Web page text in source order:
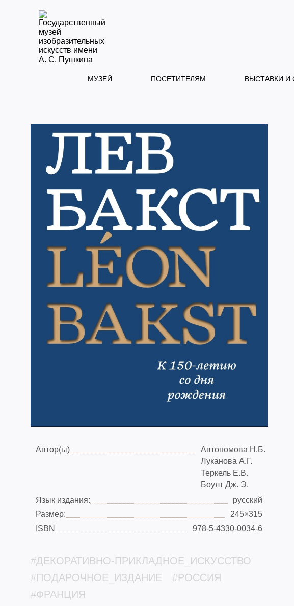
МУЗЕЙ ПОСЕТИТЕЛЯМ ВЫСТАВКИ И
Автор(ы)
Автономова Н.Б.
Луканова А.Г.
Теркель Е.В.
Боулт Дж. Э.
Язык издания:
русский
Размер:
245×315
ISBN
978-5-4330-0034-6
#ДЕКОРАТИВНО-ПРИКЛАДНОЕ_ИСКУССТВО
#ПОДАРОЧНОЕ_ИЗДАНИЕ
#РОССИЯ
#ФРАНЦИЯ